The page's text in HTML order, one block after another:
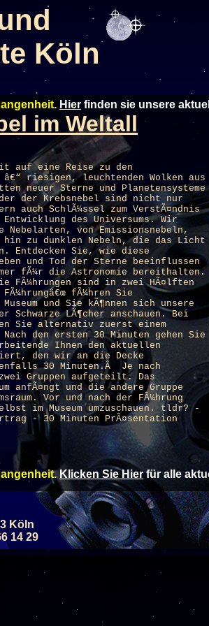
Köln
Hier finden sie unsere
im Weltall
auf eine Reise zu den
riesigen, leuchtenden Wolken aus
neuer Sterne und Planetensysteme
der Krebsnebel sind nicht nur
auch SchlÃ¼ssel zum VerstÃ¤ndnis
des Universums. Wir
von Emissionsnebeln,
zu dunklen Nebeln, die das Licht
Entdecken Sie, wie diese
und Tod der Sterne beeinflussen
fÃ¼r die Astronomie bereithalten.
FÃ¼hrungen sind in zwei HÃ¤lften
fÃ¼hren Sie
und Sie kÃ¶nnen sich unsere
Schwarze LÃ¶cher anschauen. Bei
Sie alternativ zuerst einem
den ersten 30 Minuten gehen Sie
Ihnen den aktuellen
den wir an die Decke
30 Minuten.Â Je nach
Gruppen aufgeteilt. Das
anfÃ¤ngt und die andere Gruppe
sraum. Vor und nach der FÃ¼hrung
im Museum umzuschauen. tldr? -
- 30 Minuten PrÃ¤sentation
Klicken Sie Hierfür alle
Thema
Allgemeine Führung -
September
Köln
14 29